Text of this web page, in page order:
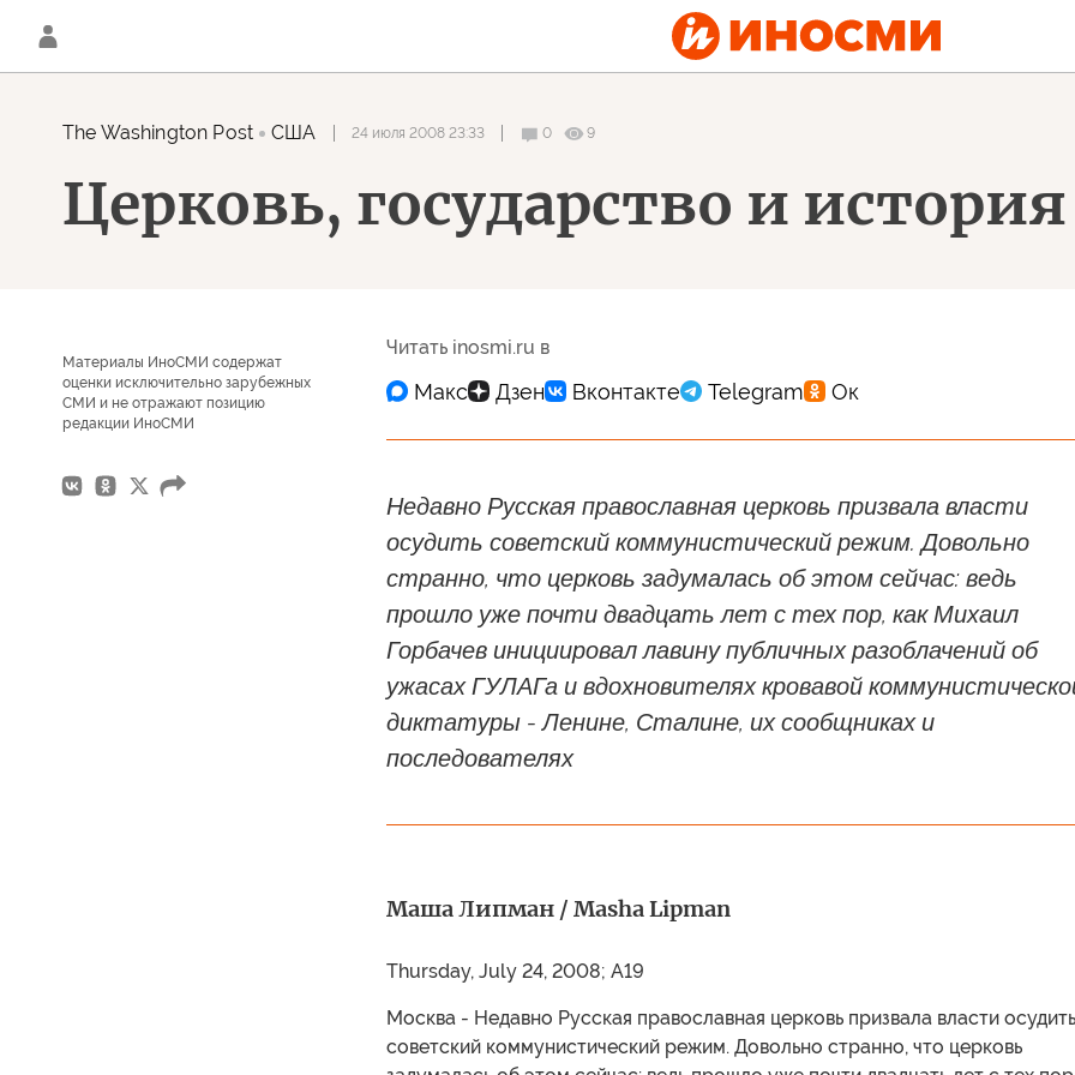
The Washington Post США 24 июля 2008 23:33 0 9
Церковь, государство и история
Материалы ИноСМИ содержат
оценки исключительно зарубежных
СМИ и не отражают позицию
редакции ИноСМИ
Читать inosmi.ru в
Недавно Русская православная церковь призвала власти
осудить советский коммунистический режим. Довольно
странно, что церковь задумалась об этом сейчас: ведь
прошло уже почти двадцать лет с тех пор, как Михаил
Горбачев инициировал лавину публичных разоблачений об
ужасах ГУЛАГа и вдохновителях кровавой
диктатуры - Ленине, Сталине, их сообщниках и
последователях
Маша Липман / Masha Lipman
Thursday, July 24, 2008; A19
Москва - Недавно Русская православная церковь призвала власти осудить
советский коммунистический режим. Довольно странно, что церковь